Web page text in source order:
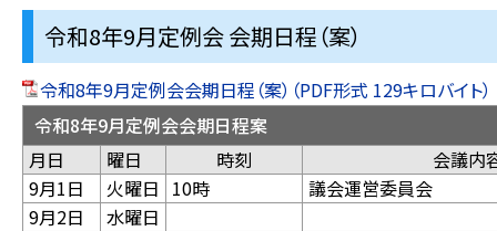
令和8年9月定例会 会期日程（案）
令和8年9月定例会会期日程（案）（PDF形式 129キロバイト）
令和8年9月定例会会期日程案
月日
曜日 時刻
会議
9月1日
火曜日 10時
議会運営委員会
9月2日
水曜日